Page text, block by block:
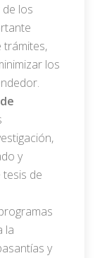
los
trámites,
los
y
de
la
y